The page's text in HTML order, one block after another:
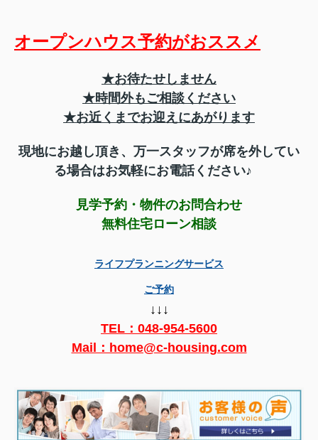
オープンハウス予約がおススメ
★お待たせしません
★時間外もご相談ください
★お近くまでお迎えにあがります
現地にお越し頂き、 万一スタッフが席を外してい
る場合はお気軽にお電話ください♪
見学予約・物件のお問合わせ
無料住宅ローン相談
ライフプランニングサービス
ご予約
↓↓↓
TEL： 048-954-5600
Mail：home@c-housing.com